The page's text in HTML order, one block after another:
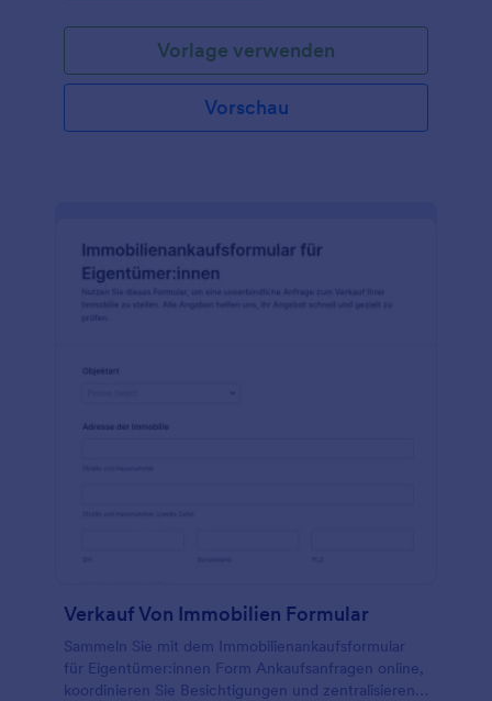
Vorlage verwenden
Vorschau
Verkauf Von Immobilien Formular
Sammeln Sie mit dem Immobilienankaufsformular
für Eigentümer:innen Form Ankaufsanfragen online,
koordinieren Sie Besichtigungen und zentralisieren